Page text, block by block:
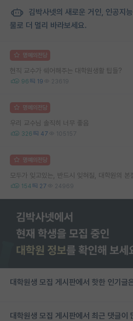
김박사넷의 새로운 거인, 인공지
물로 더 멀리 바라보세요.
명예의전당
현직 교수가 쉐어해주는 대학원생활 팁들?
96 19 23619
명예의전당
우리 교수님 솔직히 너무 좋음
326 47 105157
명예의전당
모두가 잊고있는, 반드시 잊혀질, 대학원의 본
154 27 24969
대학원생 모집 게시판에서 핫한 인기글
대학원생 모집 게시판에서 최근 댓글이